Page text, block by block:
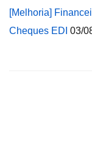
[Melhoria]
Cheques EDI 03/